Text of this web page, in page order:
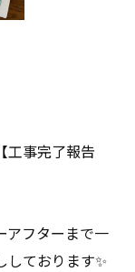
工事完了報告
アフターまで一
ております✨